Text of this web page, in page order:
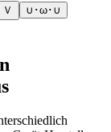
∪･ω･∪